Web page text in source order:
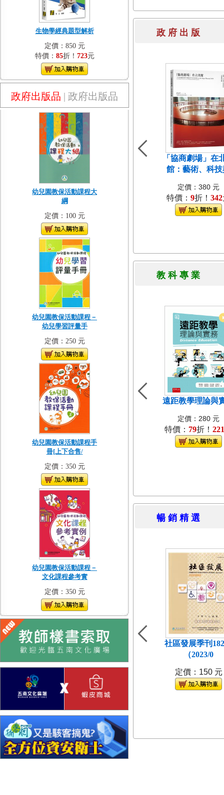
生物學經典題型解析
定價：850 元
特價： 85折！ 723元
政府出版品 | 政府出版品
幼兒園教保活動課程大
綱
定價：100 元
幼兒園教保活動課程－
幼兒學習評量手
定價：250 元
幼兒園教保活動課程手
冊[上下合售/
定價：350 元
幼兒園教保活動課程－
文化課程參考實
定價：350 元
政 府 出
「協商劇場」在
館：藝術、科技
定價：380 元
特價： 9折！ 342
教 科 專
遠距教學理論與
定價：280 元
特價： 79折！ 221
暢 銷 精
社區發展季刊
（2023/0
定價：150 元